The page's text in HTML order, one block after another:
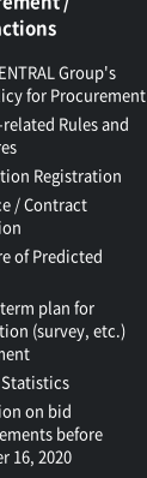
Group's
for Procurement
Rules and
Registration
/ Contract
of Predicted
plan for
(survey, etc.)
on bid
before
16, 2020